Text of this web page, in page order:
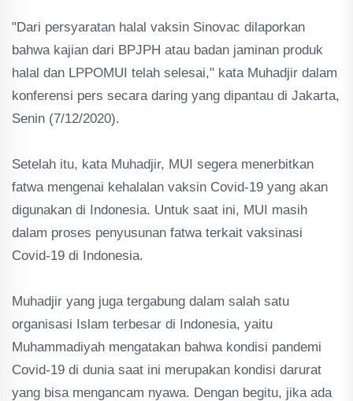
"Dari persyaratan halal vaksin Sinovac dilaporkan
bahwa kajian dari BPJPH atau badan jaminan produk
halal dan LPPOMUI telah selesai," kata Muhadjir dalam
konferensi pers secara daring yang dipantau di Jakarta,
Senin (7/12/2020).
Setelah itu, kata Muhadjir, MUI segera menerbitkan
fatwa mengenai kehalalan vaksin Covid-19 yang akan
digunakan di Indonesia. Untuk saat ini, MUI masih
dalam proses penyusunan fatwa terkait vaksinasi
Covid-19 di Indonesia.
Muhadjir yang juga tergabung dalam salah satu
organisasi Islam terbesar di Indonesia, yaitu
Muhammadiyah mengatakan bahwa kondisi pandemi
Covid-19 di dunia saat ini merupakan kondisi darurat
yang bisa mengancam nyawa. Dengan begitu, jika ada